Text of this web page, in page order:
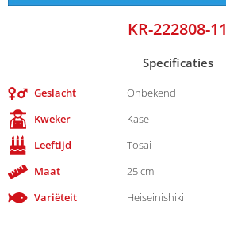
KR-222808-11
Specificaties
Geslacht
Onbekend
Kweker
Kase
Leeftijd
Tosai
Maat
25 cm
Variëteit
Heiseinishiki